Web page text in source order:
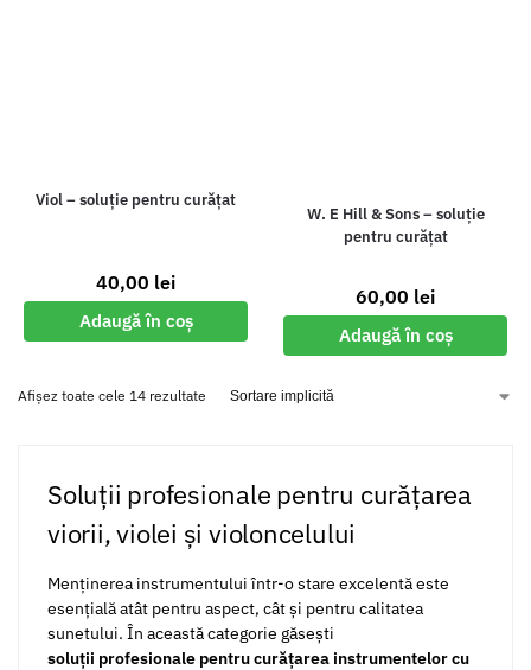
Viol – soluție pentru curățat
40,00 lei
Adaugă în coș
W. E Hill & Sons – soluție
pentru curățat
60,00 lei
Adaugă în coș
Afișez toate cele 14 rezultate
Soluții profesionale pentru curățarea
viorii, violei și violoncelului
Menținerea instrumentului într-o stare excelentă este
esențială atât pentru aspect, cât și pentru calitatea
sunetului. În această categorie găsești
soluții profesionale pentru curățarea instrumentelor cu